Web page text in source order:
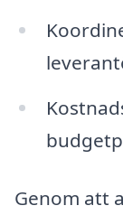
Genom att